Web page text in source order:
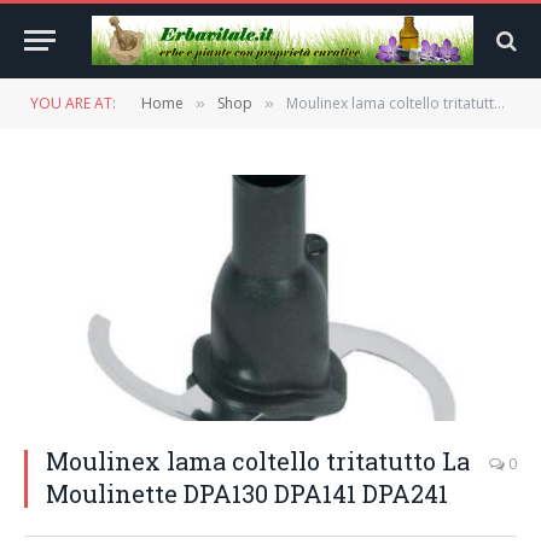
YOU ARE AT: Home » Shop » Moulinex lama coltello tritatutto La Moulinette DPA130 DPA141 DPA241
Moulinex lama coltello tritatutto La
Moulinette DPA130 DPA141 DPA241
0